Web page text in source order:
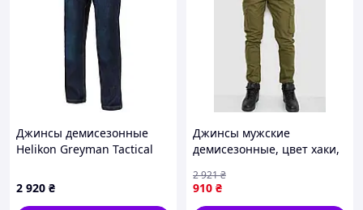
Джинсы демисезонные
Helikon Greyman Tactical
Blue, W32/L32
2 920 ₴
Джинсы мужские
демисезонные, цвет хаки,
910 ₴
2 921₴